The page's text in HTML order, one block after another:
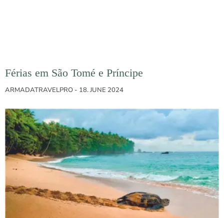
Férias em São Tomé e Príncipe
ARMADATRAVELPRO 18. JUNE 2024